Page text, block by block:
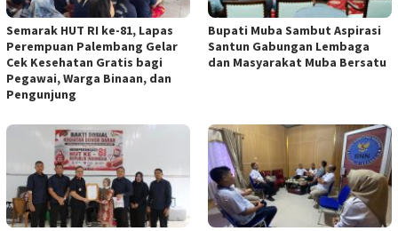
Semarak HUT RI ke-81, Lapas
Perempuan Palembang Gelar
Cek Kesehatan Gratis bagi
Pegawai, Warga Binaan, dan
Pengunjung
Bupati Muba Sambut Aspirasi
Santun Gabungan Lembaga
dan Masyarakat Muba Bersatu